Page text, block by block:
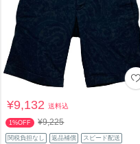
¥9,132送料込
1%OFF ¥9,225
関税負担なし 返品補償 スピード配送